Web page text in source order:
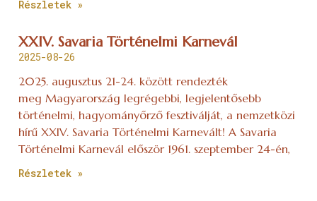
Részletek »
XXIV. Savaria Történelmi Karnevál
2025-08-26
2025. augusztus 21-24. között rendezték
meg Magyarország legrégebbi, legjelentősebb
történelmi, hagyományőrző fesztiválját, a nemzetközi
hírű XXIV. Savaria Történelmi Karnevált! A Savaria
Történelmi Karnevál először 1961. szeptember 24-én,
Részletek »